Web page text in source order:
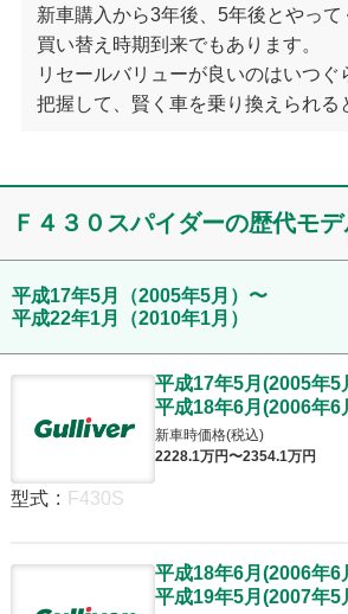
新車購入から3年後、5年後とやっ
買い替え時期到来でもあります。
リセールバリューが良いのはいつぐ
把握して、賢く車を乗り換えられる
Ｆ４３０スパイダーの歴代モデ
平成17年5月 （2005年5月） 〜
平成22年1月
（2010年1月）
平成17年5月 (2005年5
平成18年6月 (2006年6
新車時価格(税込)
2228.1万円〜2354.1万円
型式 : F430S
平成18年6月 (2006年6
平成19年5月 (2007年5